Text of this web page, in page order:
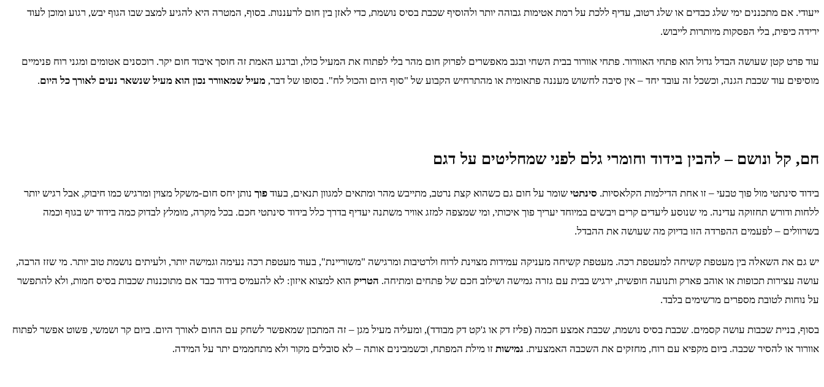
ייעודי. אם מתכננים ימי שלג כבדים או שלג רטוב, עדיף ללכת על רמת אטימות גבוהה יותר ולהוסיף שכבת בסיס נושמת, כדי לאזן בין חום לרעננות. בסוף, המטרה היא להגיע למצב שבו הגוף יבש, רגוע ומוכן לעוד
ירידה כיפית, בלי הפסקות מיותרות לייבוש.
עוד פרט קטן שעושה הבדל גדול הוא פתחי האוורור. פתחי אוורור בבית השחי ובגב מאפשרים לפרוק חום מהר בלי לפתוח את המעיל כולו, וברגע האמת זה חוסך איבוד חום יקר. רוכסנים אטומים ומגני רוח פנימיים
מוסיפים עוד שכבת הגנה, וכשכל זה עובד יחד – אין סיבה לחשוש מעננה פתאומית או מהתרחיש הקבוע של "סוף היום והכול לח". בסופו של דבר, מעיל שמאוורר נכון הוא מעיל שנשאר נעים לאורך כל היום.
חם, קל ונושם – להבין בידוד וחומרי גלם לפני שמחליטים על דגם
בידוד סינתטי מול פוך טבעי – זו אחת הדילמות הקלאסיות. סינתטי שומר על חום גם כשהוא קצת נרטב, מתייבש מהר ומתאים למגוון תנאים, בעוד פוך נותן יחס חום-משקל מצוין ומרגיש כמו חיבוק, אבל רגיש יותר
ללחות ודורש תחזוקה עדינה. מי שנוסע ליעדים קרים ויבשים במיוחד יעריך פוך איכותי, ומי שמצפה למזג אוויר משתנה יעדיף בדרך כלל בידוד סינתטי חכם. בכל מקרה, מומלץ לבדוק כמה בידוד יש בגוף וכמה
בשרוולים – לפעמים ההפרדה הזו בדיוק מה שעושה את ההבדל.
יש גם את השאלה בין מעטפת קשיחה למעטפת רכה. מעטפת קשיחה מעניקה עמידות מצוינת לרוח ולרטיבות ומרגישה "משוריינת", בעוד מעטפת רכה נעימה וגמישה יותר, ולעיתים נושמת טוב יותר. מי שזז הרבה,
עושה עצירות תכופות או אוהב פארק ותנועה חופשית, ירגיש בבית עם גזרה גמישה ושילוב חכם של פתחים ומתיחה. הטריק הוא למצוא איזון: לא להעמיס בידוד כבד אם מתוכננות שכבות בסיס חמות, ולא להתפשר
על נוחות לטובת מספרים מרשימים בלבד.
בסוף, בניית שכבות עושה קסמים. שכבת בסיס נושמת, שכבת אמצע חכמה (פליז דק או ג'קט דק מבודד), ומעליה מעיל מגן – זה המתכון שמאפשר לשחק עם החום לאורך היום. ביום קר ושמשי, פשוט אפשר לפתוח
אוורור או להסיר שכבה. ביום מקפיא עם רוח, מחזקים את השכבה האמצעית. גמישות זו מילת המפתח, וכשמבינים אותה – לא סובלים מקור ולא מתחממים יתר על המידה.